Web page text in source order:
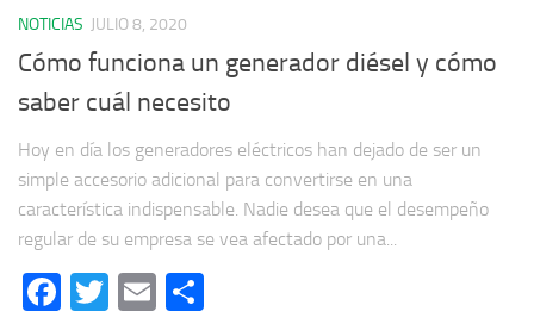
NOTICIAS JULIO 8, 2020
Cómo funciona un generador diésel y cómo
saber cuál necesito
Hoy en día los generadores eléctricos han dejado de ser un
simple accesorio adicional para convertirse en una
característica indispensable. Nadie desea que el desempeño
regular de su empresa se vea afectado por una...
Facebook
Twitter
Email